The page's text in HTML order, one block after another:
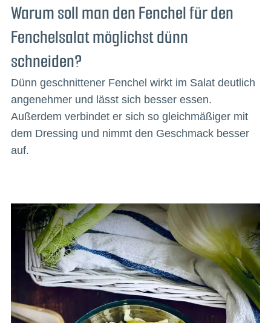
Warum soll man den Fenchel für den
Fenchelsalat möglichst dünn
schneiden?
Dünn geschnittener Fenchel wirkt im Salat deutlich
angenehmer und lässt sich besser essen.
Außerdem verbindet er sich so gleichmäßiger mit
dem Dressing und nimmt den Geschmack besser
auf.